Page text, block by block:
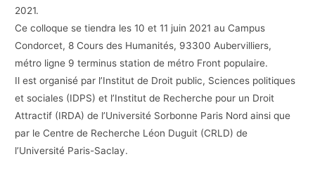
2021.
Ce colloque se tiendra les 10 et 11 juin 2021 au Campus
Condorcet, 8 Cours des Humanités, 93300 Aubervilliers,
métro ligne 9 terminus station de métro Front populaire.
Il est organisé par l’Institut de Droit public, Sciences politiques
et sociales (IDPS) et l’Institut de Recherche pour un Droit
Attractif (IRDA) de l’Université Sorbonne Paris Nord ainsi que
par le Centre de Recherche Léon Duguit (CRLD) de
l’Université Paris-Saclay.